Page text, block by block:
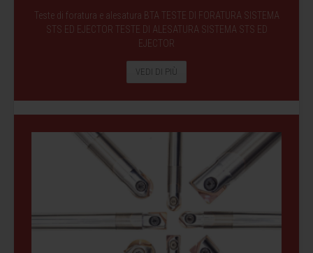
Teste di foratura e alesatura BTA TESTE DI FORATURA SISTEMA
STS ED EJECTOR TESTE DI ALESATURA SISTEMA STS ED
EJECTOR
VEDI DI PIÙ